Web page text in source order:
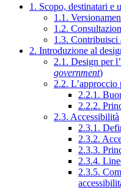
1. Scopo, destinatari e
1.1.
1.2.
1.3. Contribuisci
2. Introduzione al
2.1. Design per
government)
2.2. L’approccio
2.2.1.
2.2.2.
2.3. Accessibilità
2.3.1.
2.3.2.
2.3.3.
2.3.4.
2.3.5.